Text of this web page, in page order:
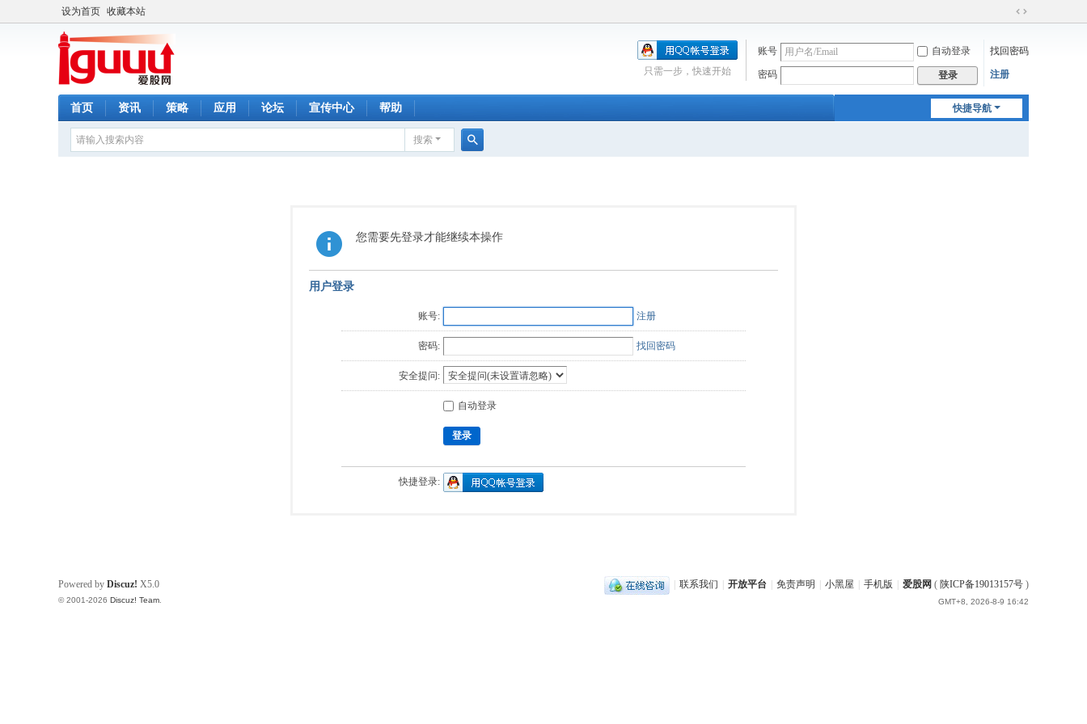
设为首页 收藏本站
切
到
账号 自动登录 找回密码
密码 登录 注册
只需一步，快速开始
快捷导航
首页 资讯 策略 应用 论坛 宣传中心 帮助
搜索
您需要先登录才能继续本操作
用户登录
账号: 注册
密码: 找回密码
安全提问:
自动登录
登录
快捷登录:
联系我们 开放平台 免责声明 小黑屋 手机版 爱股网 ( 陕ICP备19013157号 )
GMT+8, 2026-8-9 16:42
Powered by Discuz! X5.0
© 2001-2026 Discuz! Team